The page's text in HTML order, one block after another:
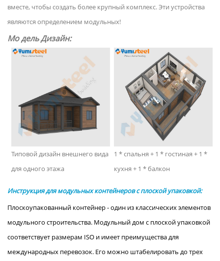
вместе, чтобы создать более крупный комплекс. Эти устройства
являются определением модульных!
Moдель Дизайн:
Типовой дизайн внешнего вида
для одного этажа
1 * спальня + 1 * гостиная + 1 *
кухня + 1 * балкон
Инструкция для модульных контейнеров с плоской упаковкой:
Плоскоупакованный контейнер - один из классических элементов
модульного строительства. Модульный дом с плоской упаковкой
соответствует размерам ISO и имеет преимущества для
международных перевозок. Его можно штабелировать до трех